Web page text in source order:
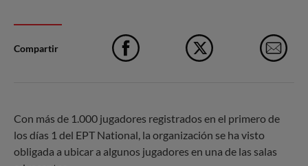
Compartir
Facebook
Con más de 1.000 jugadores registrados en el primero de
los días 1 del EPT National, la organización se ha visto
obligada a ubicar a algunos jugadores en una de las salas